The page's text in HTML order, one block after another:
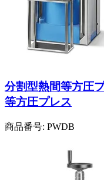
分割型熱間等方圧
等方圧プレス
商品番号: PWDB